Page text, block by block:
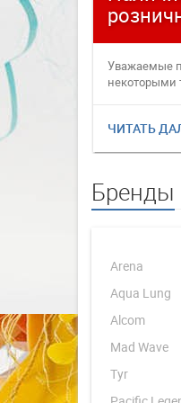
Уважаемые
некоторыми
ЧИТАТЬ
Бренды
Arena
Aqua Lung
Alcom
Mad Wave
Tyr